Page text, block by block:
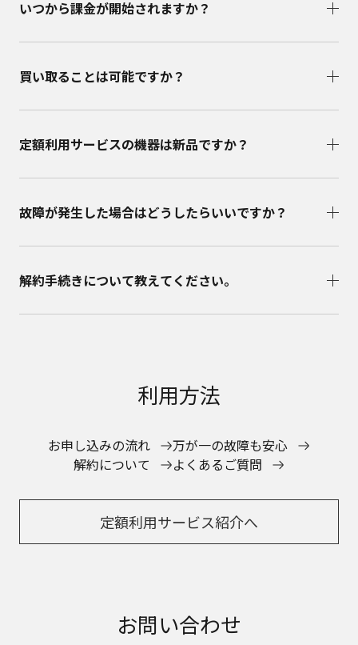
いつから課金が開始されますか？
買い取ることは可能ですか？
定額利用サービスの機器は新品ですか？
故障が発生した場合はどうしたらいいですか？
解約手続きについて教えてください。
利用方法
お申し込みの流れ
万が一の故障も安心
解約について
よくあるご質問
定額利用サービス紹介へ
お問い合わせ